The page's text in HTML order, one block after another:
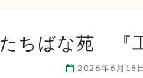
たちばな苑 『
2026年6月18